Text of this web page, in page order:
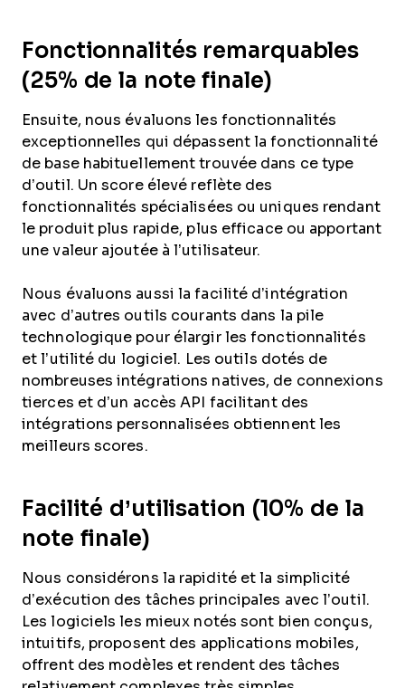
Fonctionnalités remarquables
(25% de la note finale)
Ensuite, nous évaluons les fonctionnalités
exceptionnelles qui dépassent la fonctionnalité
de base habituellement trouvée dans ce type
d’outil. Un score élevé reflète des
fonctionnalités spécialisées ou uniques rendant
le produit plus rapide, plus efficace ou apportant
une valeur ajoutée à l’utilisateur.
Nous évaluons aussi la facilité d’intégration
avec d’autres outils courants dans la pile
technologique pour élargir les fonctionnalités
et l’utilité du logiciel. Les outils dotés de
nombreuses intégrations natives, de connexions
tierces et d’un accès API facilitant des
intégrations personnalisées obtiennent les
meilleurs scores.
Facilité d’utilisation (10% de la
note finale)
Nous considérons la rapidité et la simplicité
d’exécution des tâches principales avec l’outil.
Les logiciels les mieux notés sont bien conçus,
intuitifs, proposent des applications mobiles,
offrent des modèles et rendent des tâches